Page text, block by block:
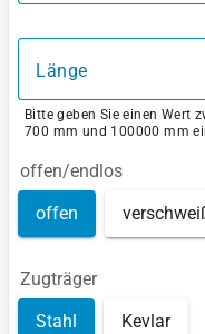
Länge
Bitte geben Sie einen Wert
700 mm und 100000 mm
offen/endlos
offen
Zugträger
Stahl Kevlar